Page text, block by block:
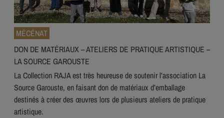
MÉCÉNAT
DON DE MATÉRIAUX – ATELIERS DE PRATIQUE ARTISTIQUE –
LA SOURCE GAROUSTE
La Collection RAJA est très heureuse de soutenir l’association La
Source Garouste, en faisant don de matériaux d’emballage
destinés à créer des œuvres lors de plusieurs ateliers de pratique
artistique.